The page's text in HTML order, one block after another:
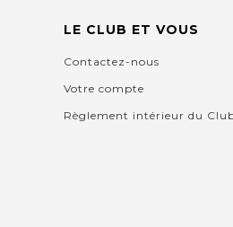
LE CLUB ET VOUS
Contactez-nous
Votre compte
Règlement intérieur du